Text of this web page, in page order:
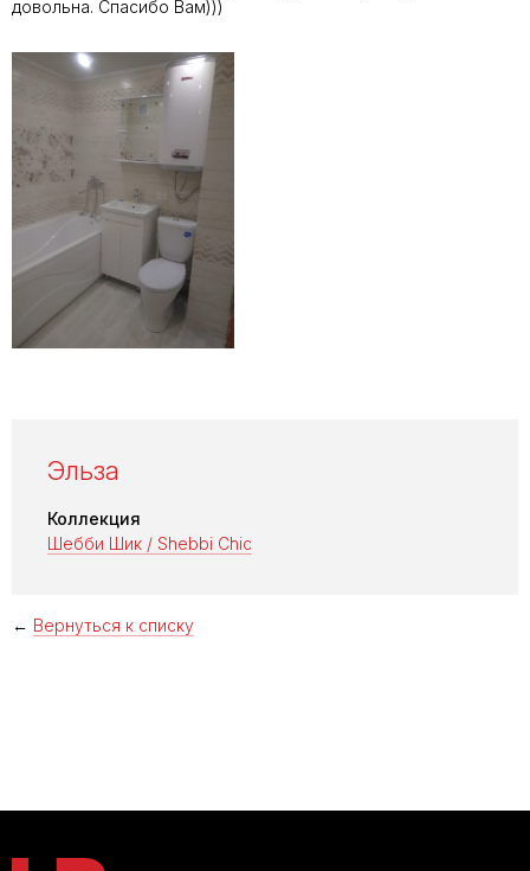
довольна. Спасибо Вам)))
Эльза
Коллекция
Шебби Шик / Shebbi Chic
← Вернуться к списку